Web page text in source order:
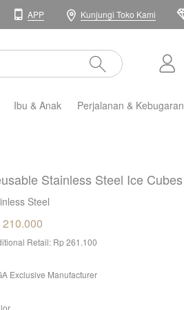
APP Kunjungi Toko Kami
Ibu & Anak Perjalanan & Kebugaran
Stainless Steel Ice Cubes
Steel
210.000
Retail: Rp 261.100
Exclusive Manufacturer